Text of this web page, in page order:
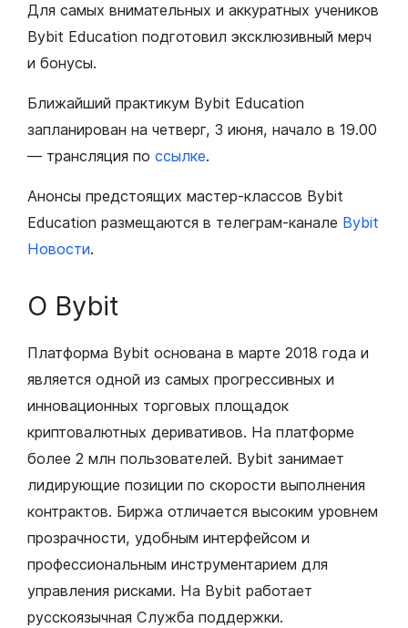
Для самых внимательных и аккуратных учеников
Bybit Education подготовил эксклюзивный мерч
и бонусы.
Ближайший практикум Bybit Education
запланирован на четверг, 3 июня, начало в 19.00
— трансляция по ссылке.
Анонсы предстоящих мастер-классов Bybit
Education размещаются в телеграм-канале Bybit
Новости.
О Bybit
Платформа Bybit основана в марте 2018 года и
является одной из самых прогрессивных и
инновационных торговых площадок
криптовалютных деривативов. На платформе
более 2 млн пользователей. Bybit занимает
лидирующие позиции по скорости выполнения
контрактов. Биржа отличается высоким уровнем
прозрачности, удобным интерфейсом и
профессиональным инструментарием для
управления рисками. На Bybit работает
русскоязычная Служба поддержки.